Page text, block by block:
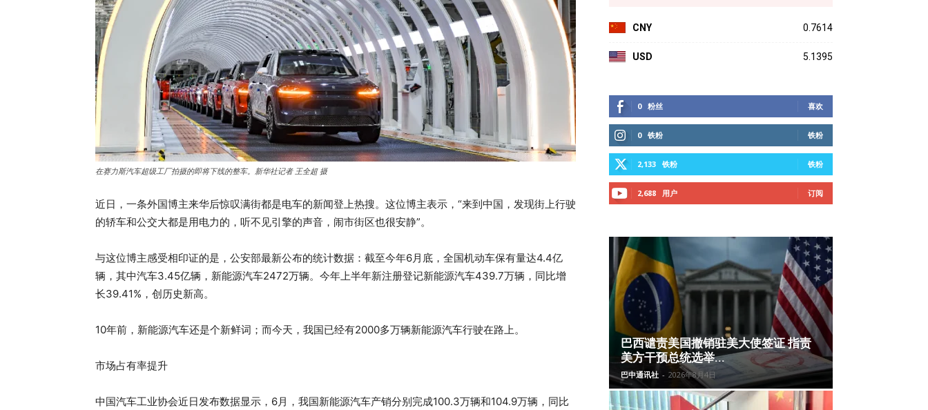
在赛力斯汽车超级工厂拍摄的即将下线的整车。新华社记者 王全超 摄
近日，一条外国博主来华后惊叹满街都是电车的新闻登上热搜。这位博主表示，“来到中国，发现街上行驶
的轿车和公交大都是用电力的，听不见引擎的声音，闹市街区也很安静”。
与这位博主感受相印证的是，公安部最新公布的统计数据：截至今年6月底，全国机动车保有量达4.4亿
辆，其中汽车3.45亿辆，新能源汽车2472万辆。今年上半年新注册登记新能源汽车439.7万辆，同比增
长39.41%，创历史新高。
10年前，新能源汽车还是个新鲜词；而今天，我国已经有2000多万辆新能源汽车行驶在路上。
市场占有率提升
中国汽车工业协会近日发布数据显示，6月，我国新能源汽车产销分别完成100.3万辆和104.9万辆，同比
CNY 0.7614
USD 5.1395
0 粉丝 喜欢
0 铁粉 铁粉
2,133 铁粉 铁粉
2,688 用户 订阅
巴西谴责美国撤销驻美大使签证 指责
美方干预总统选举...
巴中通讯社 - 2026年8月4日